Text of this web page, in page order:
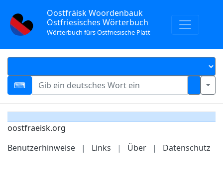
Oostfräisk Woordenbauk
Ostfriesisches Wörterbuch
Wörterbuch fürs Ostfriesische Platt
oostfraeisk.org
Benutzerhinweise
| Links | Über | Datenschutz